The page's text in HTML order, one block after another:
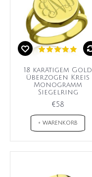
18 karätigem Gold
überzogen Kreis
Monogramm
Siegelring
€58
+ WARENKORB